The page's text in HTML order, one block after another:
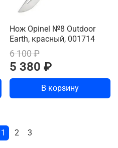
Нож Opinel №8 Outdoor
Earth, красный, 001714
6 100 ₽
5 380 ₽
В корзину
1 2 3